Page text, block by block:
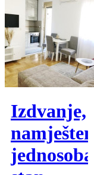
Izdvanje,
namješten
jednosoban